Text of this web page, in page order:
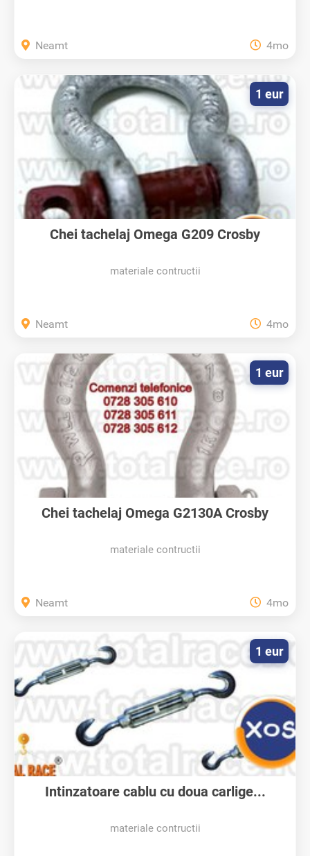
Neamt 4mo
Chei tachelaj Omega G209 Crosby
materiale contructii
1 eur
Neamt 4mo
Chei tachelaj Omega G2130A Crosby
materiale contructii
1 eur
Neamt 4mo
Intinzatoare cablu cu doua carlige...
materiale contructii
1 eur